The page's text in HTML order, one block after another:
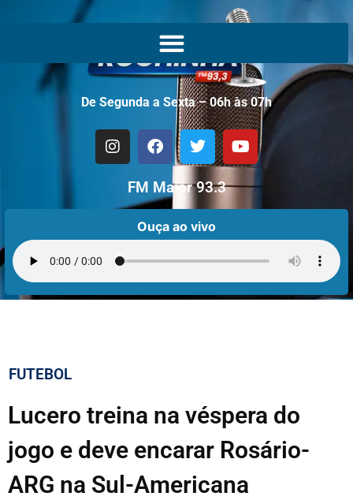
De Segunda a Sexta – 06h às 07h
FM Maior 93.3
Ouça ao vivo
FUTEBOL
Lucero treina na véspera do
jogo e deve encarar Rosário-
ARG na Sul-Americana